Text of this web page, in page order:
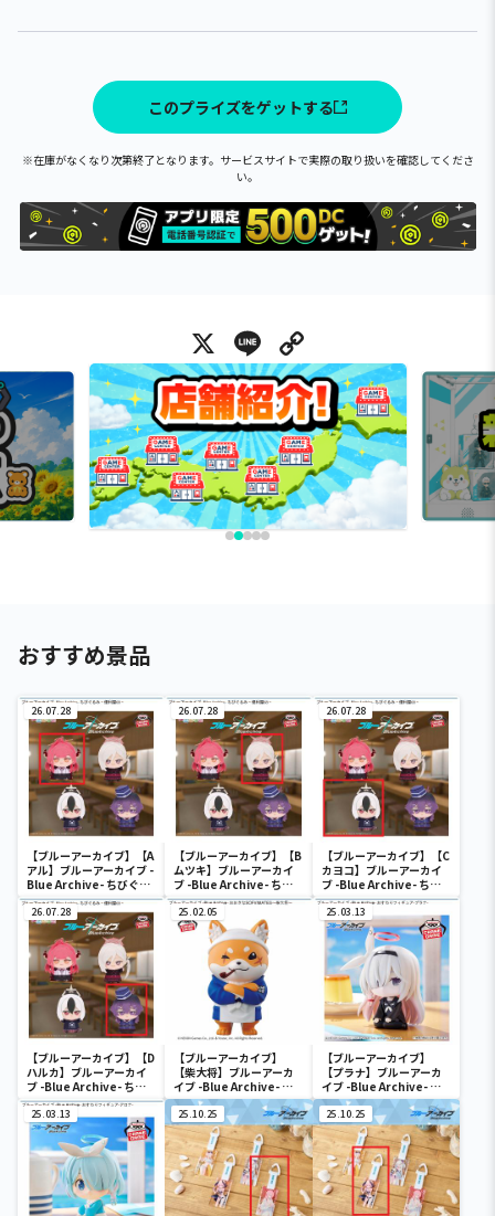
このプライズをゲットする
※在庫がなくなり次第終了となります。サービスサイトで実際の取り扱いを確認してくださ
い。
X Line
おすすめ景品
26.07.28
【ブルーアーカイブ】【A
アル】ブルーアーカイブ -
Blue Archive- ちびぐる
み～便利屋68～
26.07.28
【ブルーアーカイブ】【B
ムツキ】ブルーアーカイ
ブ -Blue Archive- ちび
ぐるみ～便利屋68～
26.07.28
【ブルーアーカイブ】【C
カヨコ】ブルーアーカイ
ブ -Blue Archive- ちび
ぐるみ～便利屋68～
26.07.28
【ブルーアーカイブ】【D
ハルカ】ブルーアーカイ
ブ -Blue Archive- ちび
ぐるみ～便利屋68～
25.02.05
【ブルーアーカイブ】
【柴大将】ブルーアーカ
イブ -Blue Archive- お
おきなSOFVIMATES～柴
大将～
25.03.13
【ブルーアーカイブ】
【プラナ】ブルーアーカ
イブ -Blue Archive- お
すわりフィギュア-プラ
ナ-
25.03.13 25.10.25 25.10.25